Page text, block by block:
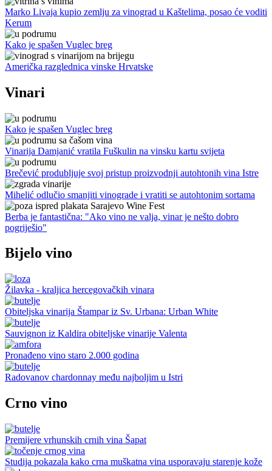
Marko Livaja kupio zemlju za vinograd u Kaštelima, posao će voditi
Kerum
Kako je spašen Vuglec breg
Američka razglednica vinske Hrvatske
Vinari
Kako je spašen Vuglec breg
Vinarija Damjanić vratila Fuškulin na vinsku kartu svijeta
Brečević produbljuje svoj pristup proizvodnji autohtonih vina Istre
Mihelić odlučio smanjiti vinograde i vratiti se autohtonim sortama
Berba je fantastična: "Ako vino ne valja, vinar je nešto dobro
pogriješio"
Bijelo vino
Žilavka - kraljica hercegovačkih vinara
Obiteljska vinarija Štampar iz Sv. Urbana: Urban White
Sauvignon iz Kaldira obiteljske vinarije Valenta
Pronađeno vino staro 2.000 godina
Radovanov chardonnay među najboljim u Istri
Crno vino
Premijere vrhunskih crnih vina Šapat
Studija pokazala kako crna muškatna vina usporavaju starenje kože